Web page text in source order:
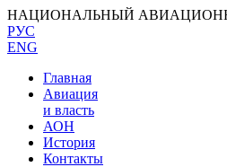
НАЦИОНАЛЬНЫЙ
РУС
ENG
Главная
Авиация
и власть
АОН
История
Контакты